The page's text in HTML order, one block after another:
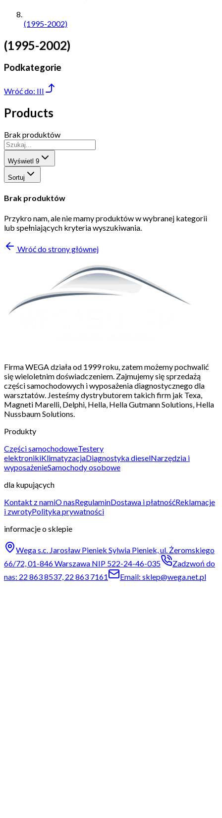
(1995-2002)
(1995-2002)
Podkategorie
Wróć do: III
Products
Brak produktów
Wyświetl 9
Sortuj
Brak produktów
Przykro nam, ale nie mamy produktów w wybranej kategorii
lub spełniających kryteria wyszukiwania.
Wróć do strony głównej
Firma WEGA działa od 1999 roku, zatem możemy pochwalić
się wieloletnim doświadczeniem. Zajmujemy się sprzedażą
części samochodowych i wyposażenia diagnostycznego dla
warsztatów. Jesteśmy dystrybutorem takich firm jak Texa,
Magneti Marelli, Delphi, Hella, Hella Gutmann Solutions, Hella
Nussbaum Solutions.
Produkty
Części samochodoweTestery
elektronikiKlimatyzacjaDiagnostyka dieselNarzędzia i
wyposażenieSamochody osobowe
dla kupujących
Kontakt z namiO nasRegulaminDostawa i płatnośćReklamacje
i zwrotyPolityka prywatności
informacje o sklepie
Wega s.c. Jarosław Pieniek Sylwia Pieniek, ul. Żeromskiego
66/72, 01-846 Warszawa NIP 522-24-46-035
Zadzwoń do
nas: 22 863 8537, 22 863 7161
Email: sklep@wega.net.pl